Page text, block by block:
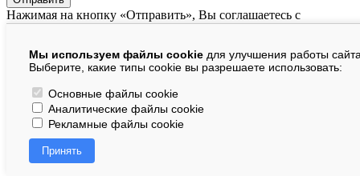
Мы используем файлы cookie для улучшения работы
Выберите, какие типы cookie вы разрешаете использовать:
Основные файлы cookie
Аналитические файлы cookie
Рекламные файлы cookie
Принять
Нажимая на кнопку «Отправить», Вы соглашаетесь с
Товар добавлен в корзину
В корзине:шт.